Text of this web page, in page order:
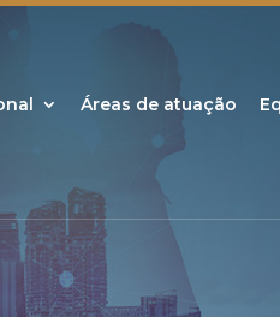
Áreas de atuação